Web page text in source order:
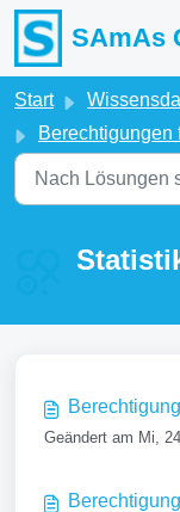
Zum
SAmAs
Start
Berechtigungen
Geändert am Mi,